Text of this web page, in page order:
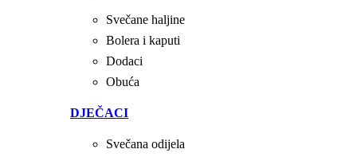
Svečane haljine
Bolera i kaputi
Dodaci
Obuća
DJEČACI
Svečana odijela